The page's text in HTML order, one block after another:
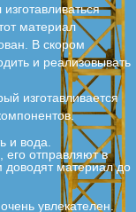
материал
В скором
и реализовывать
изготавливается
и вода.
его отправляют в
доводят материал до
увлекателен.